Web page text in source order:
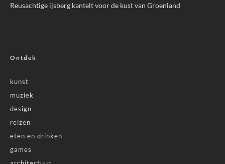
Reusachtige ijsberg kantelt voor de kust van Groenland
Ontdek
kunst
muziek
design
reizen
eten en drinken
games